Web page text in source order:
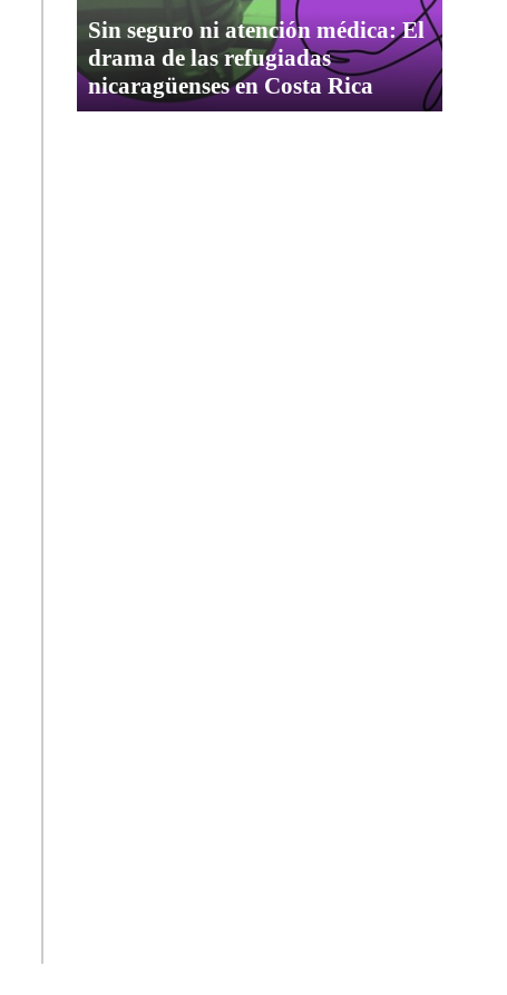
Sin seguro ni atención médica: El
drama de las refugiadas
nicaragüenses en Costa Rica